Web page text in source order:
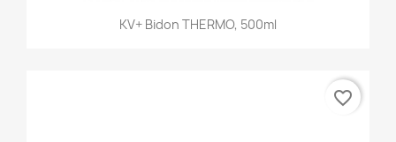
KV+ Bidon THERMO, 500ml
favorite_border